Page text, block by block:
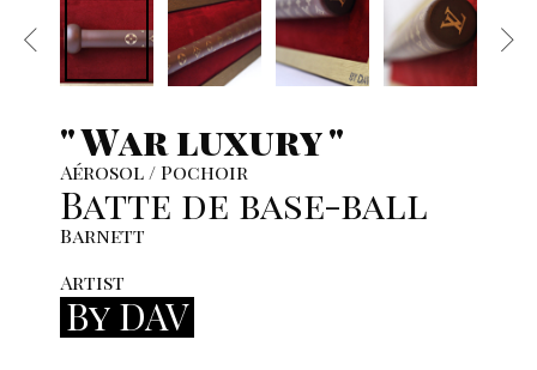
" War luxury "
Aérosol / Pochoir
Batte de base-ball
Barnett
Artist
By DAV